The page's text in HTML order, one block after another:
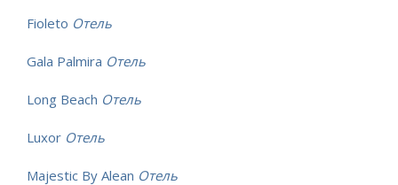
Fioleto Отель
Gala Palmira Отель
Long Beach Отель
Luxor Отель
Majestic By Alean Отель